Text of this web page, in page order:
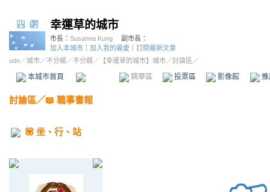
幸運草的城市
市長： Susanna Kung
副市長：
加入本城市
加入我的最愛
訂閱最新文章
udn／城市／不分類 ／不分類 ／ 【幸運草的城市】城市／討論區／
本城市首頁 精華區 投票區 影像館
討論區／📖 職事書報
💟 坐、行、站